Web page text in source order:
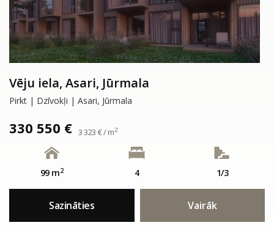
Vēju iela, Asari, Jūrmala
Pirkt | Dzīvokļi | Asari, Jūrmala
330 550 € 3 323 € / m2
99 m2 4 1/3
Sazināties Vairāk